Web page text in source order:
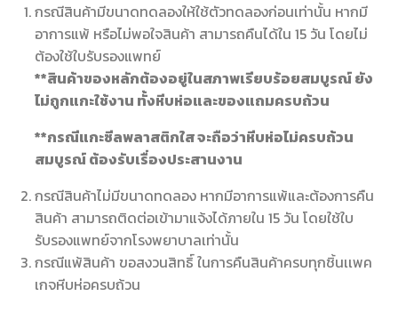
กรณีสินค้ามีขนาดทดลองให้ใช้ตัวทดลองก่อนเท่านั้น หากมี
อาการแพ้ หรือไม่พอใจสินค้า สามารถคืนได้ใน 15 วัน โดยไม่
ต้องใช้ใบรับรองแพทย์
**สินค้าของหลักต้องอยู่ในสภาพเรียบร้อยสมบูรณ์ ยัง
ไม่ถูกแกะใช้งาน ทั้งหีบห่อและของแถมครบถ้วน
**กรณีแกะซีลพลาสติกใส จะถือว่าหีบห่อไม่ครบถ้วน
สมบูรณ์ ต้องรับเรื่องประสานงาน
กรณีสินค้าไม่มีขนาดทดลอง หากมีอาการแพ้และต้องการคืน
สินค้า สามารถติดต่อเข้ามาแจ้งได้ภายใน 15 วัน โดยใช้ใบ
รับรองแพทย์จากโรงพยาบาลเท่านั้น
กรณีแพ้สินค้า ขอสงวนสิทธิ์ ในการคืนสินค้าครบทุกชิ้นเเพค
เกจหีบห่อครบถ้วน